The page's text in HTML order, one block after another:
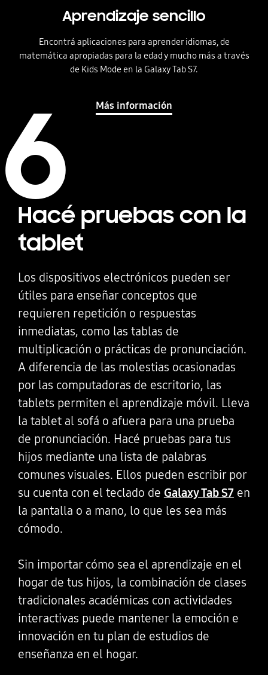
Aprendizaje sencillo
Encontrá aplicaciones para aprender idiomas, de
matemática apropiadas para la edad y mucho más a través
de Kids Mode en la Galaxy Tab S7.
Más información
6
Hacé pruebas con la
tablet
Los dispositivos electrónicos pueden ser
útiles para enseñar conceptos que
requieren repetición o respuestas
inmediatas, como las tablas de
multiplicación o prácticas de pronunciación.
A diferencia de las molestias ocasionadas
por las computadoras de escritorio, las
tablets permiten el aprendizaje móvil. Lleva
la tablet al sofá o afuera para una prueba
de pronunciación. Hacé pruebas para tus
hijos mediante una lista de palabras
comunes visuales. Ellos pueden escribir por
su cuenta con el teclado de Galaxy Tab S7en
la pantalla o a mano, lo que les sea más
cómodo.
Sin importar cómo sea el aprendizaje en el
hogar de tus hijos, la combinación de clases
tradicionales académicas con actividades
interactivas puede mantener la emoción e
innovación en tu plan de estudios de
enseñanza en el hogar.